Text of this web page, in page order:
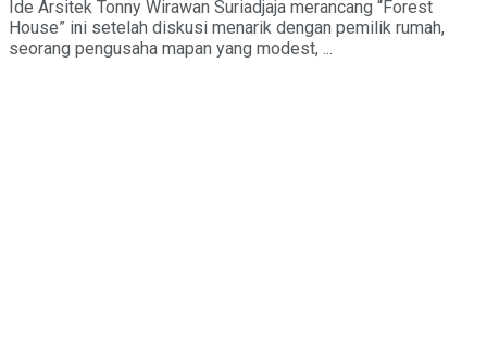
Ide Arsitek Tonny Wirawan Suriadjaja merancang “Forest
House” ini setelah diskusi menarik dengan pemilik rumah,
seorang pengusaha mapan yang modest, ...